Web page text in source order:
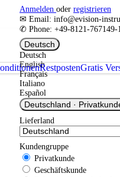
Anmelden oder registrieren
✉ Email: info@evision-
✆ Phone: +49-8121-767149-
Deutsch
Deutsch
English
Français
Italiano
Español
Deutschland ·
Lieferland
Kundengruppe
Privatkunde
Geschäftskunde
RestpostenGratis